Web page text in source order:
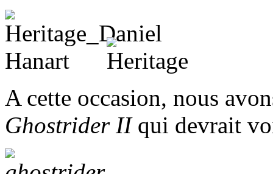
A cette occasion, nous
Ghostrider II qui devrait